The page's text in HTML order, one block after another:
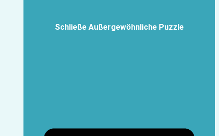
Schließe Außergewöhnliche Puzzle